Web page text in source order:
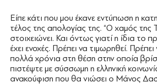
Είπε κάτι που μου έκανε εντύπωση η
τέλος της απολογίας της. “Ο χαμός της
στοιχειώνει. Και όντως γιατί η ίδια το
έχει ενοχές. Πρέπει να τιμωρηθεί. Πρέπει
πολλά χρόνια στη θέση στην οποία
πιστέψτε με σύσσωμη η ελληνική
ανακούφιση που θα νιώσει ο Μάνος